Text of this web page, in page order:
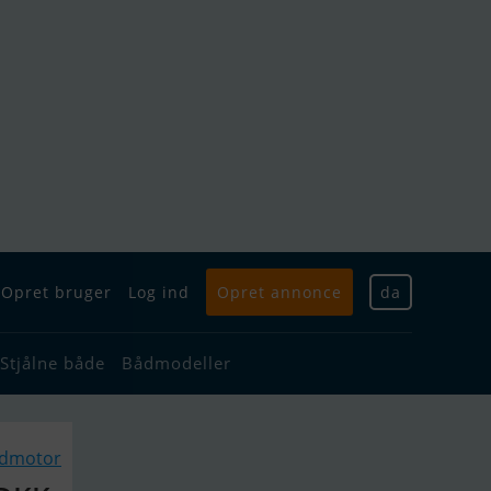
Opret bruger Log ind Opret annonce da
Stjålne både Bådmodeller